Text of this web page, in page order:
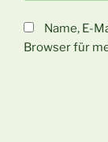
Name, E-
Browser für